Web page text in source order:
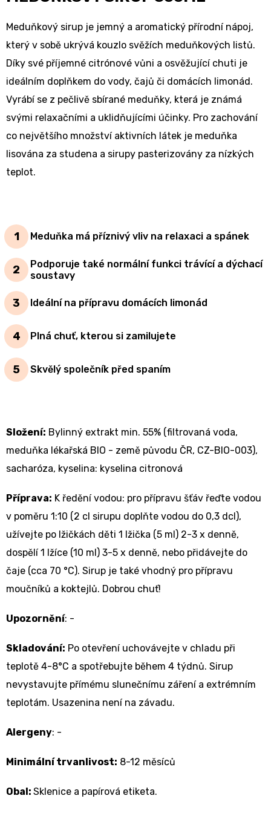
Meduňkový sirup je jemný a aromatický přírodní nápoj,
který v sobě ukrývá kouzlo svěžích meduňkových listů.
Díky své příjemné citrónové vůni a osvěžující chuti je
ideálním doplňkem do vody, čajů či domácích limonád.
Vyrábí se z pečlivě sbírané meduňky, která je známá
svými relaxačními a uklidňujícími účinky. Pro zachování
co největšího množství aktivních látek je meduňka
lisována za studena a sirupy pasterizovány za nízkých
teplot.
Meduňka má příznivý vliv na relaxaci a spánek
Podporuje také normální funkci trávící a dýchací
soustavy
Ideální na přípravu domácích limonád
Plná chuť, kterou si zamilujete
Skvělý společník před spaním
Složení: Bylinný extrakt min. 55% (filtrovaná voda,
meduňka lékařská BIO - země původu ČR, CZ-BIO-003),
sacharóza, kyselina: kyselina citronová
Příprava: K ředění vodou: pro přípravu šťáv řeďte vodou
v poměru 1:10 (2 cl sirupu doplňte vodou do 0,3 dcl),
užívejte po lžičkách děti 1 lžička (5 ml) 2-3 x denně,
dospělí 1 lžíce (10 ml) 3-5 x denně, nebo přidávejte do
čaje (cca 70 °C). Sirup je také vhodný pro přípravu
moučníků a koktejlů. Dobrou chuť!
Upozornění: -
Skladování: Po otevření uchovávejte v chladu při
teplotě 4-8°C a spotřebujte během 4 týdnů. Sirup
nevystavujte přímému slunečnímu záření a extrémním
teplotám. Usazenina není na závadu.
Alergeny: -
Minimální trvanlivost: 8-12 měsíců
Obal: Sklenice a papírová etiketa.